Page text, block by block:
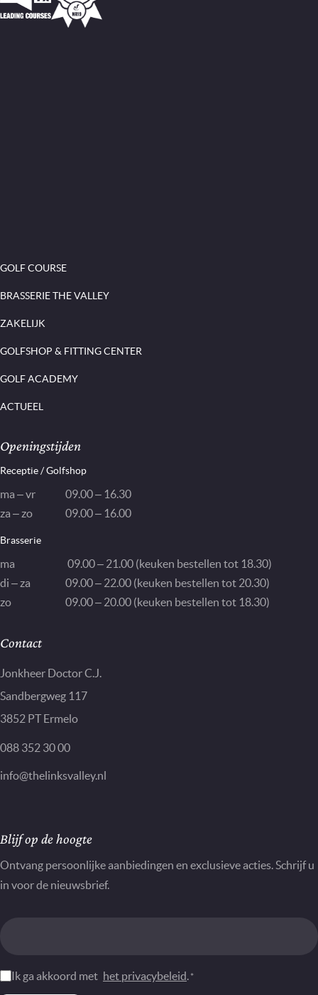
GOLF COURSE
BRASSERIE THE VALLEY
ZAKELIJK
GOLFSHOP & FITTING CENTER
GOLF ACADEMY
ACTUEEL
Openingstijden
Receptie / Golfshop
ma – vr
09.00 – 16.30
za – zo
09.00 – 16.00
Brasserie
ma
09.00 – 21.00 (keuken bestellen tot 18.30)
di – za
09.00 – 22.00 (keuken bestellen tot 20.30)
zo
09.00 – 20.00 (keuken bestellen tot 18.30)
Contact
Jonkheer Doctor C.J.
Sandbergweg 117
3852 PT Ermelo
088 352 30 00
info@thelinksvalley.nl
Nieuwsbrief
Blijf op de hoogte
Ontvang persoonlijke aanbiedingen en exclusieve acties. Schrijf u
in voor de nieuwsbrief.
Instemming
Ik ga akkoord met het privacybeleid. *